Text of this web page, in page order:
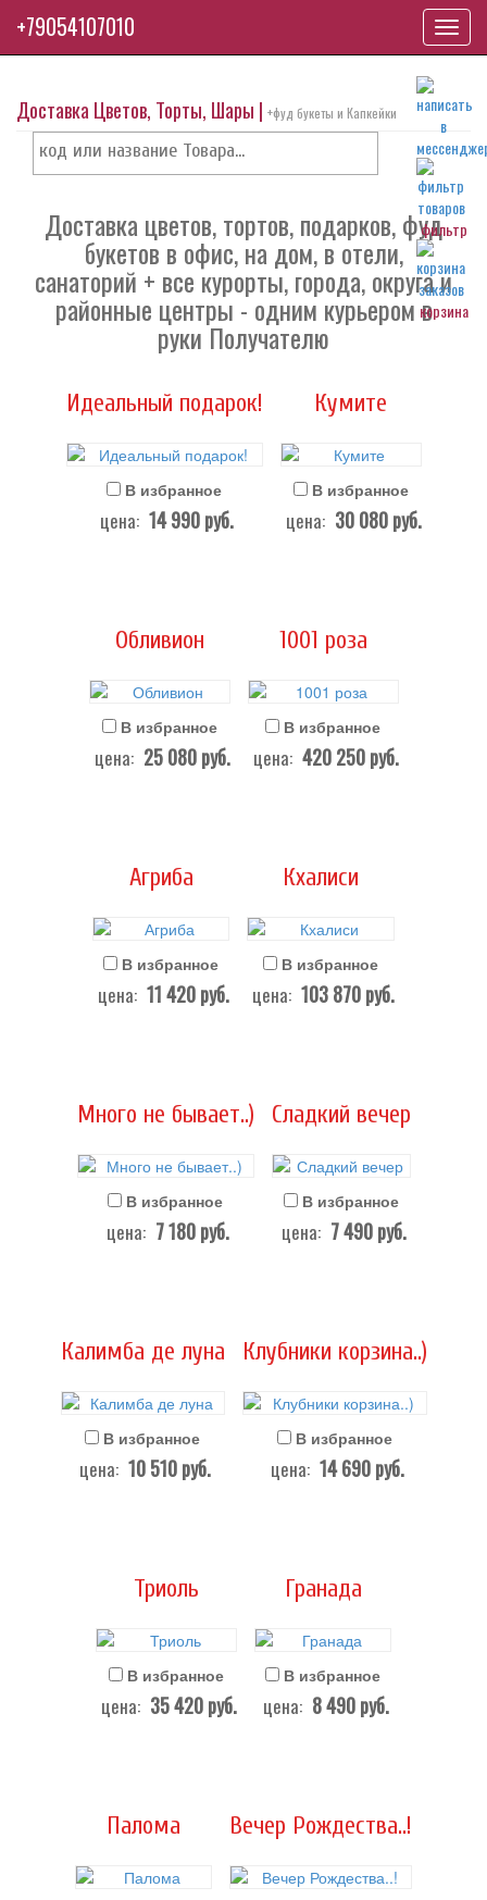
фильтр
корзина
Доставка Цветов, Торты, Шары | +фуд букеты и Капкейки
Доставка цветов, тортов, подарков, фуд
букетов в офис, на дом, в отели,
санаторий + все курорты, города, округа и
районные центры - одним курьером в
руки Получателю
Идеальный подарок!
В избранное
цена: 14 990руб.
Кумите
В избранное
цена: 30 080руб.
Обливион
В избранное
цена: 25 080руб.
1001 роза
В избранное
цена: 420 250руб.
Агриба
В избранное
цена: 11 420руб.
Кхалиси
В избранное
цена: 103 870руб.
Много не бывает..)
В избранное
цена: 7 180руб.
Сладкий вечер
В избранное
цена: 7 490руб.
Калимба де луна
В избранное
цена: 10 510руб.
Клубники корзина..)
В избранное
цена: 14 690руб.
Триоль
В избранное
цена: 35 420руб.
Гранада
В избранное
цена: 8 490руб.
Палома Вечер Рождества..!
+79054107010